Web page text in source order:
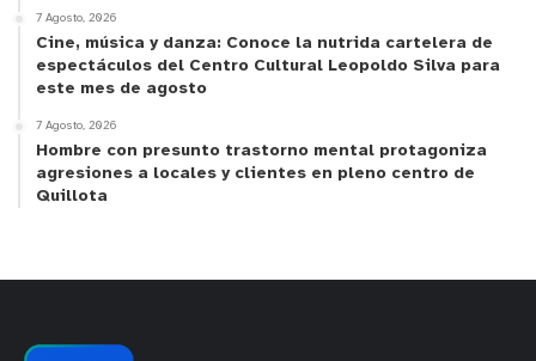
7 Agosto, 2026
Cine, música y danza: Conoce la nutrida cartelera de
espectáculos del Centro Cultural Leopoldo Silva para
este mes de agosto
7 Agosto, 2026
Hombre con presunto trastorno mental protagoniza
agresiones a locales y clientes en pleno centro de
Quillota